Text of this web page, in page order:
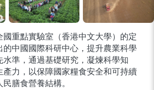
國重點實驗室（香港中文大學）的定
的中國國際科研中心，提升農業科學
水準，通過基礎研究，凝煉科學知
產力，以保障國家糧食安全和可持續
膳食營養結構。